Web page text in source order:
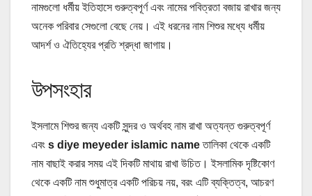
নামগুলো ধর্মীয় ইতিহাসে গুরুত্বপূর্ণ এবং নামের পবিত্রতা বজায় রাখার জন্য
অনেক পরিবার সেগুলো বেছে নেয়। এই ধরনের নাম শিশুর মধ্যে ধর্মীয়
আদর্শ ও ঐতিহ্যের প্রতি শ্রদ্ধা জাগায়।
উপসংহার
ইসলামে শিশুর জন্য একটি সুন্দর ও অর্থবহ নাম রাখা অত্যন্ত গুরুত্বপূর্ণ
এবং s diye meyeder islamic nameতালিকা থেকে একটি
নাম বাছাই করার সময় এই দিকটি মাথায় রাখা উচিত। ইসলামিক দৃষ্টিকোণ
থেকে একটি নাম শুধুমাত্র একটি পরিচয় নয়, বরং এটি ব্যক্তিত্ব, আচরণ